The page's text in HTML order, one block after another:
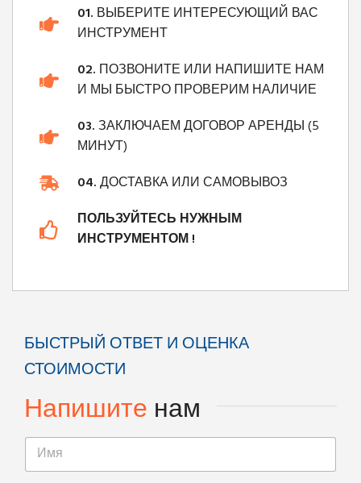
01. ВЫБЕРИТЕ ИНТЕРЕСУЮЩИЙ ВАС
ИНСТРУМЕНТ
02. ПОЗВОНИТЕ ИЛИ НАПИШИТЕ НАМ
И МЫ БЫСТРО ПРОВЕРИМ НАЛИЧИЕ
03.ЗАКЛЮЧАЕМ ДОГОВОР АРЕНДЫ (5
МИНУТ)
04.ДОСТАВКА ИЛИ САМОВЫВОЗ
ПОЛЬЗУЙТЕСЬ НУЖНЫМ
ИНСТРУМЕНТОМ !
БЫСТРЫЙ ОТВЕТ И ОЦЕНКА
СТОИМОСТИ
Напишитенам